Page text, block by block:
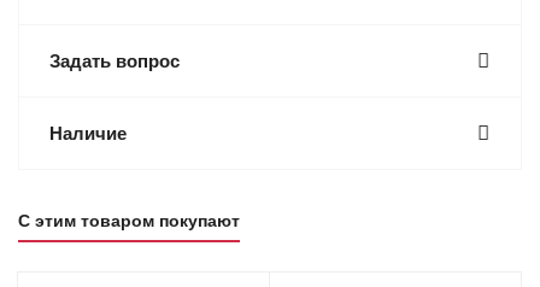
Задать вопрос
Наличие
С этим товаром покупают